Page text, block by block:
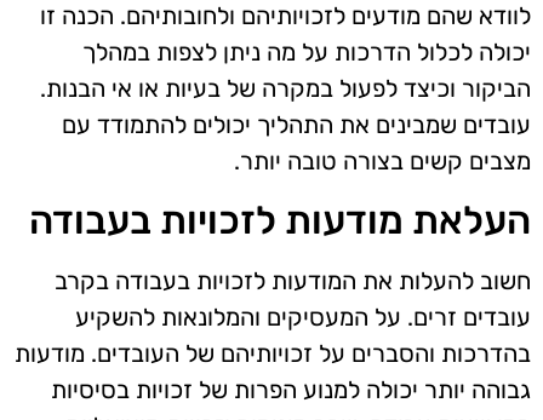
לוודא שהם מודעים לזכויותיהם ולחובותיהם. הכנה זו
יכולה לכלול הדרכות על מה ניתן לצפות במהלך
הביקור וכיצד לפעול במקרה של בעיות או אי הבנות.
עובדים שמבינים את התהליך יכולים להתמודד עם
מצבים קשים בצורה טובה יותר.
העלאת מודעות לזכויות בעבודה
חשוב להעלות את המודעות לזכויות בעבודה בקרב
עובדים זרים. על המעסיקים והמלונאות להשקיע
בהדרכות והסברים על זכויותיהם של העובדים. מודעות
גבוהה יותר יכולה למנוע הפרות של זכויות בסיסיות